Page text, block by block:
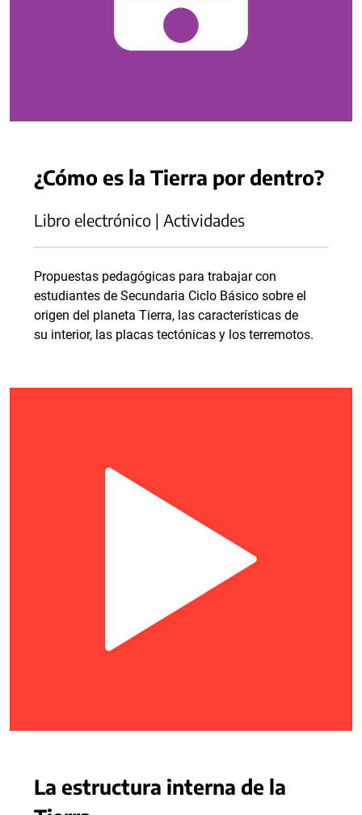
¿Cómo es la Tierra por dentro?
Libro electrónico | Actividades
Propuestas pedagógicas para trabajar con
estudiantes de Secundaria Ciclo Básico sobre el
origen del planeta Tierra, las características de
su interior, las placas tectónicas y los terremotos.
La estructura interna de la